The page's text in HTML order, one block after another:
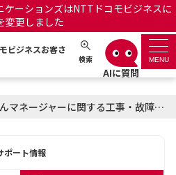
ーションズはNTTドコモビジネスに
変更しました
ビジネスお客さ
検索 MENU
さまサポート 日本語 English
サービス名から探す : あんしんマネージャーに関する工事・故障情報
ポート情報